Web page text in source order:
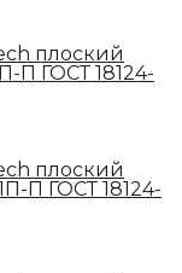
плоский
П ГОСТ 18124-
плоский
П ГОСТ 18124-